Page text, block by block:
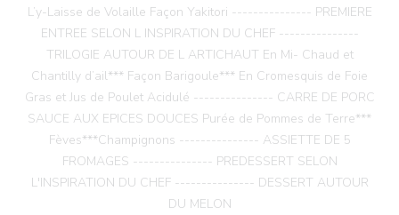
L’y-Laisse de Volaille Façon Yakitori --------------- PREMIERE
ENTREE SELON L INSPIRATION DU CHEF ---------------
TRILOGIE AUTOUR DE L ARTICHAUT En Mi- Chaud et
Chantilly d’ail*** Façon Barigoule*** En Cromesquis de Foie
Gras et Jus de Poulet Acidulé --------------- CARRE DE PORC
SAUCE AUX EPICES DOUCES Purée de Pommes de Terre***
Fèves***Champignons --------------- ASSIETTE DE 5
FROMAGES --------------- PREDESSERT SELON
L'INSPIRATION DU CHEF --------------- DESSERT AUTOUR
DU MELON